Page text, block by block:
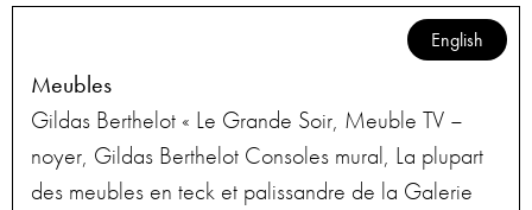
English
Meubles
Gildas Berthelot « Le Grande Soir, Meuble TV –
noyer, Gildas Berthelot Consoles mural, La plupart
des meubles en teck et palissandre de la Galerie